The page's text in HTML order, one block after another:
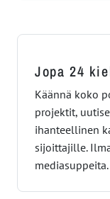
Jopa 24
Käännä koko
projektit,
ihanteellinen
sijoittajille.
mediasuppeita.